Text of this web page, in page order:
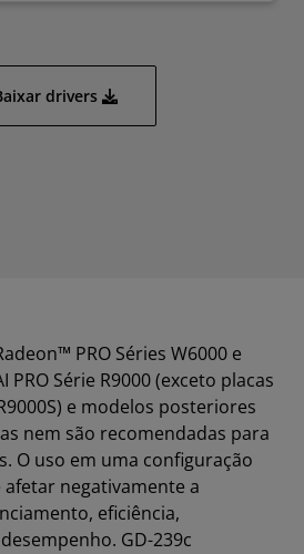
drivers
PRO Séries W6000 e
PRO Série R9000 (exceto placas
e modelos posteriores
nem são recomendadas para
O uso em uma configuração
negativamente a
eficiência,
GD-239c